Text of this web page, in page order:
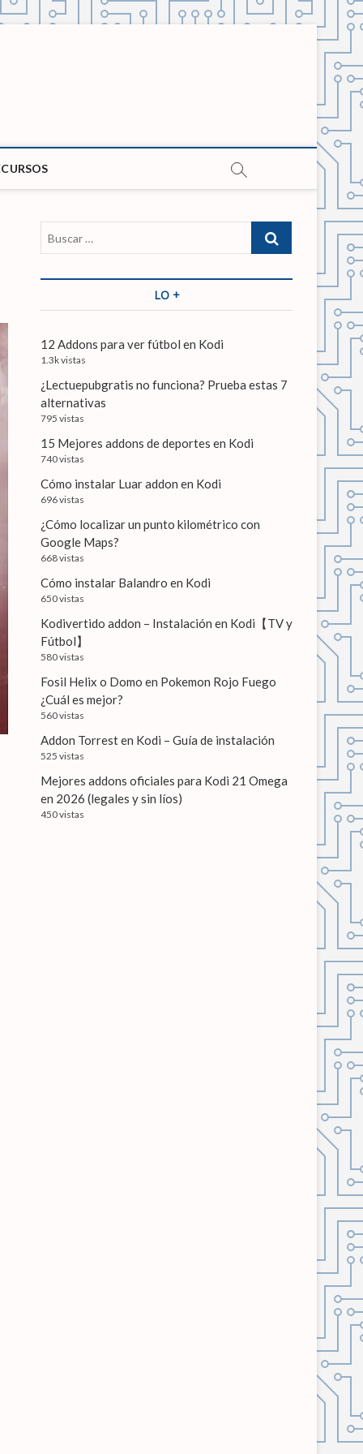
c
LO +
12 Addons para ver fútbol en Kodi
1.3k vistas
¿Lectuepubgratis no funciona? Prueba estas 7
alternativas
795 vistas
15 Mejores addons de deportes en Kodi
740 vistas
Cómo instalar Luar addon en Kodi
696 vistas
¿Cómo localizar un punto kilométrico con
Google Maps?
668 vistas
Cómo instalar Balandro en Kodi
650 vistas
Kodivertido addon – Instalación en Kodi【TV y
Fútbol】
580 vistas
Fosil Helix o Domo en Pokemon Rojo Fuego
¿Cuál es mejor?
560 vistas
Addon Torrest en Kodi – Guía de instalación
525 vistas
Mejores addons oficiales para Kodi 21 Omega
en 2026 (legales y sin líos)
450 vistas